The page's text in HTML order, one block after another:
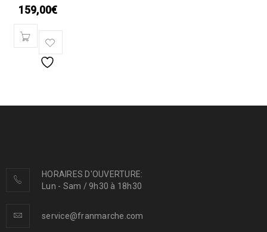
159,00€
HORAIRES D'OUVERTURE:
Lun - Sam / 9h30 à 18h30
service@franmarche.com